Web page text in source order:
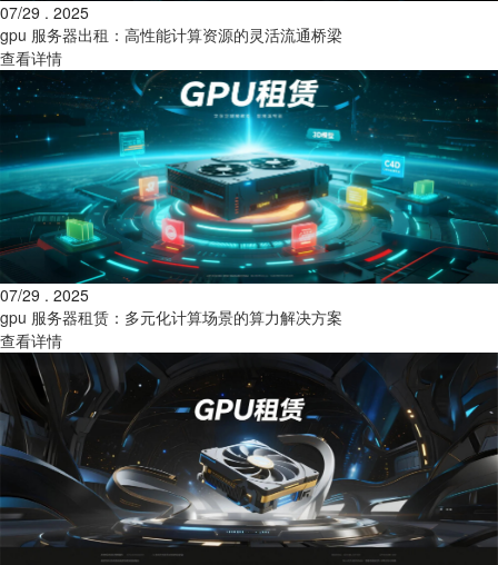
07/29 . 2025
gpu 服务器出租：高性能计算资源的灵活流通桥梁
查看详情
07/29 . 2025
gpu 服务器租赁：多元化计算场景的算力解决方案
查看详情